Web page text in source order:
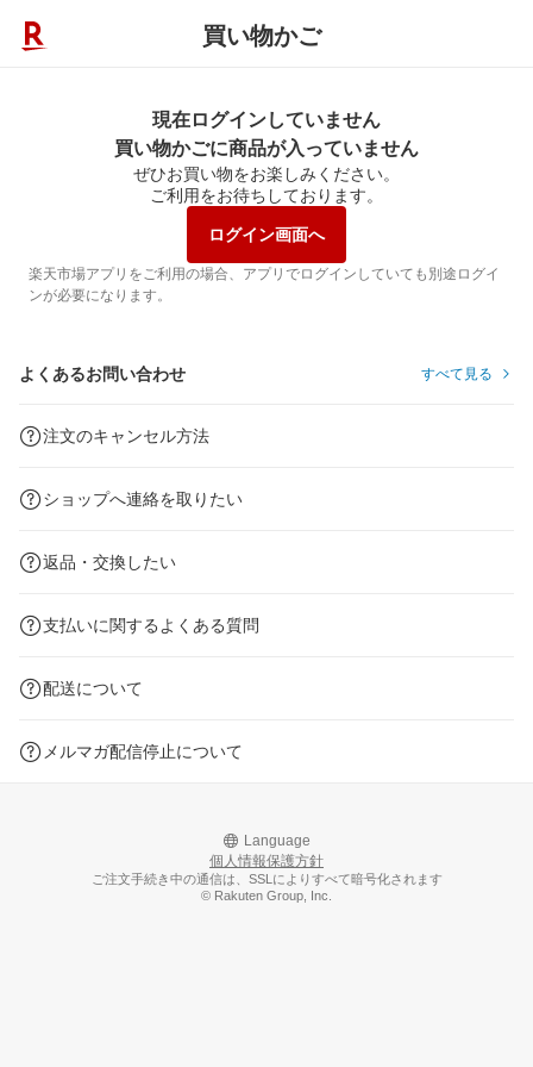
買い物かご
現在ログインしていません
買い物かごに商品が入っていません
ぜひお買い物をお楽しみください。
ご利用をお待ちしております。
ログイン画面へ
楽天市場アプリをご利用の場合、アプリでログインしていても別途ログイ
ンが必要になります。
よくあるお問い合わせ すべて見る
注文のキャンセル方法
ショップへ連絡を取りたい
返品・交換したい
支払いに関するよくある質問
配送について
メルマガ配信停止について
Language
個人情報保護方針
ご注文手続き中の通信は、SSLによりすべて暗号化されます
© Rakuten Group, Inc.